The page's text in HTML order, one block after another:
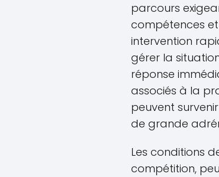
parcours
compétences
intervention
gérer la
réponse
associés à la
peuvent
de grande
Les conditions
compétition,